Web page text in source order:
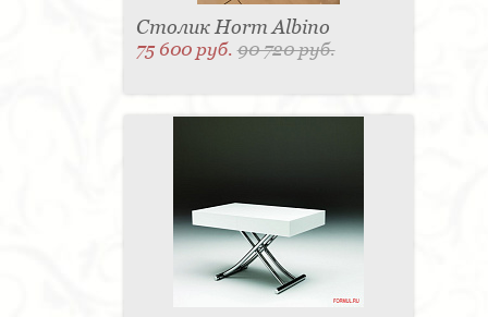
Столик Horm Albino
75 600 руб.90 720 руб.